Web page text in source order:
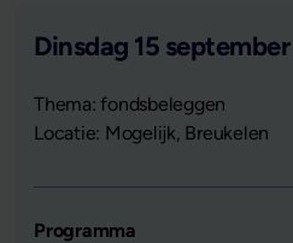
Dinsdag 15 september
Thema: fondsbeleggen
Locatie: Mogelijk, Breukelen
Programma